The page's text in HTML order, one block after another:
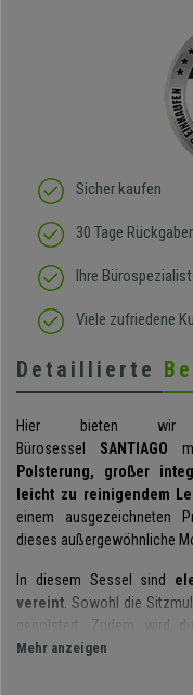
Sicher kaufen
30 Tage
Ihre
Viele zufriedene
Detaillierte
Hier bieten wir
Bürosessel SANTIAGO
Polsterung, großer
leicht zu reinigendem
einem ausgezeichneten
dieses außergewöhnliche
In diesem Sessel sind
vereint. Sowohl die
gepolstert. Zudem wird
robusten Rückenlehne der
Mehr anzeigen